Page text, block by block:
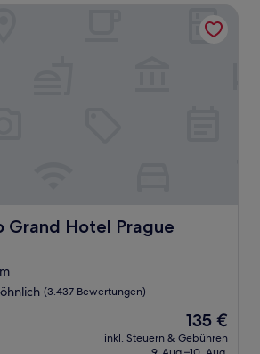
Grand Hotel Prague
Hotel Prague
(3.437 Bewertungen)
Der
Preis
beträgt
135 €
inkl. Steuern & Gebühren